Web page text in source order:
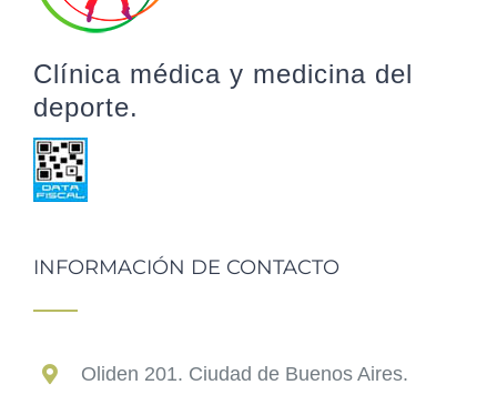
Clínica médica y medicina del
deporte.
INFORMACIÓN DE CONTACTO
Oliden 201. Ciudad de Buenos Aires.